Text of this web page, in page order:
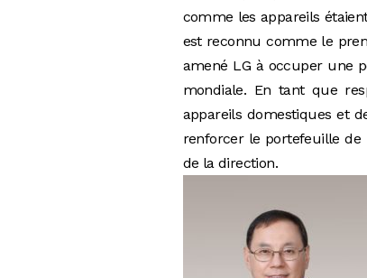
comme les appareils
est reconnu comme le
amené LG à occuper une
mondiale. En tant que
appareils domestiques et
renforcer le portefeuille
de la direction.